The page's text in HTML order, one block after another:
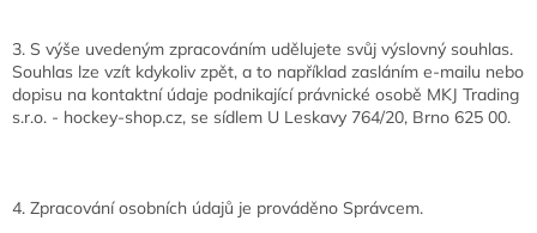
3. S výše uvedeným zpracováním udělujete svůj výslovný souhlas.
Souhlas lze vzít kdykoliv zpět, a to například zasláním e-mailu nebo
dopisu na kontaktní údaje podnikající právnické osobě MKJ Trading
s.r.o. - hockey-shop.cz, se sídlem U Leskavy 764/20, Brno 625 00.
4. Zpracování osobních údajů je prováděno Správcem.